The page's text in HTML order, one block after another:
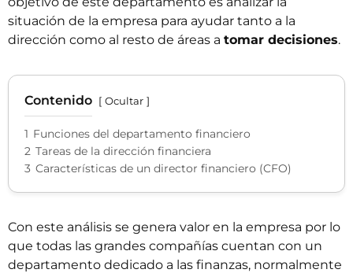
situación de la empresa para ayudar tanto a la
dirección como al resto de áreas a tomar decisiones.
Contenido Ocultar
1 Funciones del departamento financiero
2 Tareas de la dirección financiera
3 Características de un director financiero (CFO)
Con este análisis se genera valor en la empresa por lo
que todas las grandes compañías cuentan con un
departamento dedicado a las finanzas, normalmente